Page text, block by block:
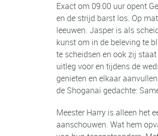
Exact om 09:00 uur opent
en de strijd barst los. Op
leeuwen. Jasper is als
kunst om in de beleving te
te scheidsen en ook zij
uitleg voor en tijdens de
genieten en elkaar
de Shoganai gedachte:
Meester Harry is alleen het
aanschouwen. Wat hem